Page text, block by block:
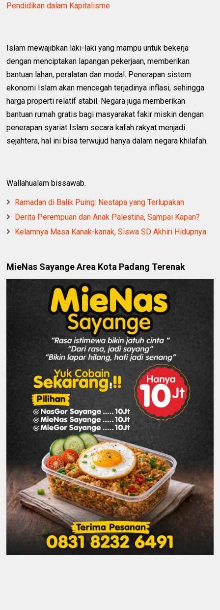
Pendidikan dalam Kapitalisme
Islam mewajibkan laki-laki yang mampu untuk bekerja
dengan menciptakan lapangan pekerjaan, memberikan
bantuan lahan, peralatan dan modal. Penerapan sistem
ekonomi Islam akan mencegah terjadinya inflasi, sehingga
harga properti relatif stabil. Negara juga memberikan
bantuan rumah gratis bagi masyarakat fakir miskin dengan
penerapan syariat Islam secara kafah rakyat menjadi
sejahtera, hal ini bisa terwujud hanya dalam negara khilafah.
Wallahualam bissawab.
Ramadan di Balik Puing: Nestapa yang Terlupakan
Derita Perempuan dan Anak Palestina, Sampai Kapan?
Kelamnya Masa Kanak-kanak, Siswa SD Akhiri Hidupnya
MieNas Sayange Area Kota Padang Terenak